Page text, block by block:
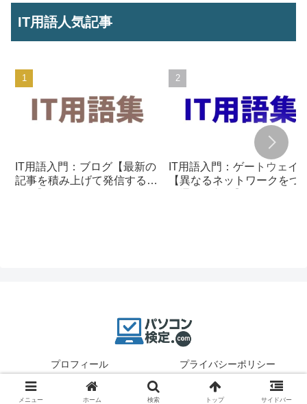
IT用語人気記事
IT用語入門：ブログ【最新の
記事を積み上げて発信する仕
IT用語入門：ゲートウェイ
【異なるネットワークをつ
プロフィール プライバシーポリシー
© 2025 パソコン検定.
メニュー ホーム 検索 トップ サイドバー